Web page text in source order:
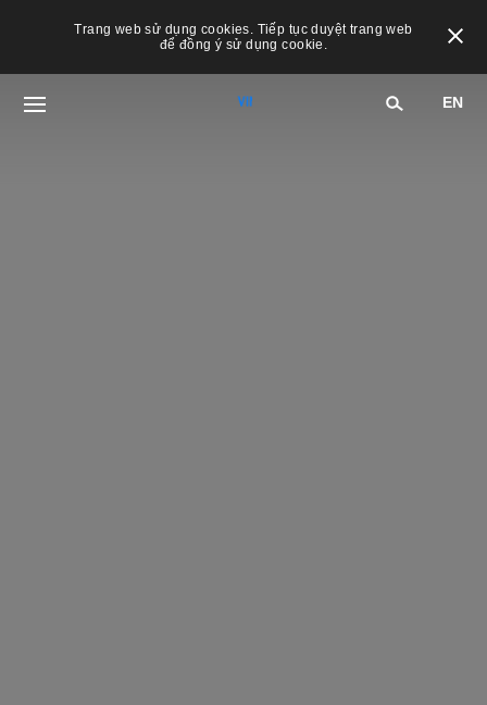
Trang web sử dụng cookies. Tiếp tục duyệt trang web
để đồng ý sử dụng cookie.
EN